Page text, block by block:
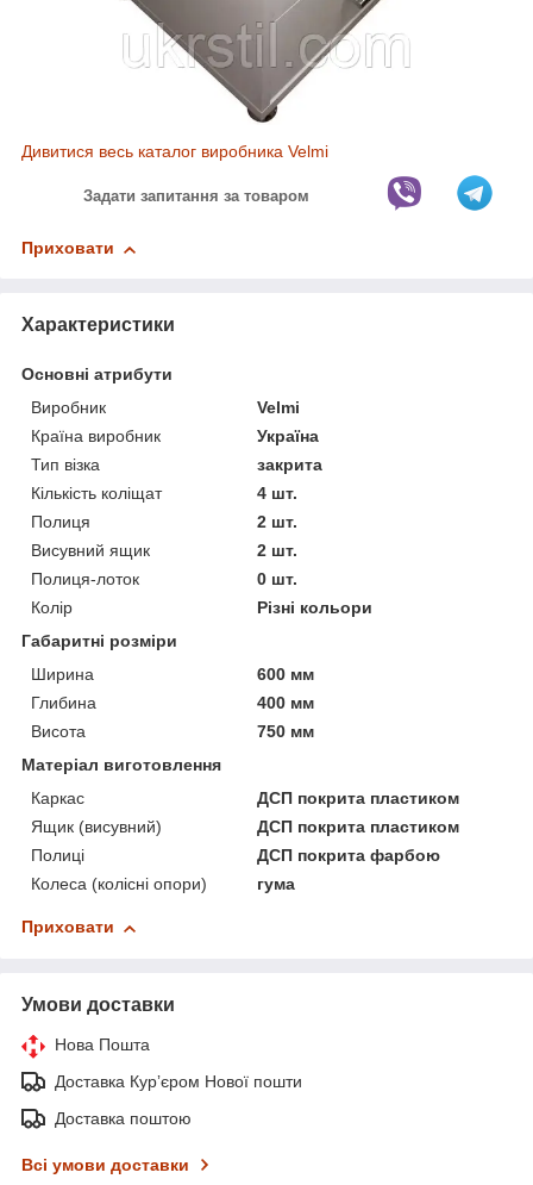
Дивитися весь каталог виробника Velmi
Задати запитання за товаром
Приховати
Характеристики
Основні атрибути
Виробник
Velmi
Країна виробник
Україна
Тип візка
закрита
Кількість коліщат
4 шт.
Полиця
2 шт.
Висувний ящик
2 шт.
Полиця-лоток
0 шт.
Колір
Різні кольори
Габаритні розміри
Ширина
600 мм
Глибина
400 мм
Висота
750 мм
Матеріал виготовлення
Каркас
ДСП покрита пластиком
Ящик (висувний)
ДСП покрита пластиком
Полиці
ДСП покрита фарбою
Колеса (колісні опори)
гума
Приховати
Умови доставки
Нова Пошта
Доставка Курʼєром Нової пошти
Доставка поштою
Всі умови доставки